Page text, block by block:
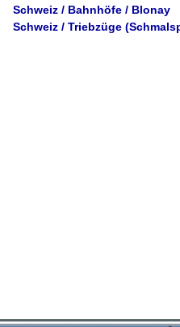
Schweiz / Bahnhöfe / Blonay
Schweiz / Triebzüge